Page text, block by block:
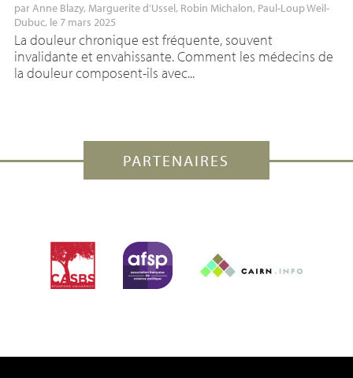
parAnne Blazy, Marguerite d’Ussel, Robin Michalon, Paul-Loup Weil-
Dubuc, le 7 mars 2025
La douleur chronique est fréquente, souvent
invalidante et envahissante. Comment les médecins de
la douleur composent-ils avec...
PARTENAIRES